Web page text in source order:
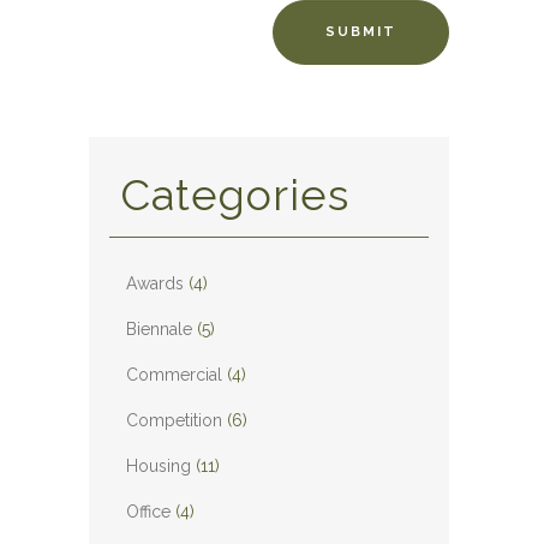
Categories
Awards (4)
Biennale (5)
Commercial (4)
Competition (6)
Housing (11)
Office (4)